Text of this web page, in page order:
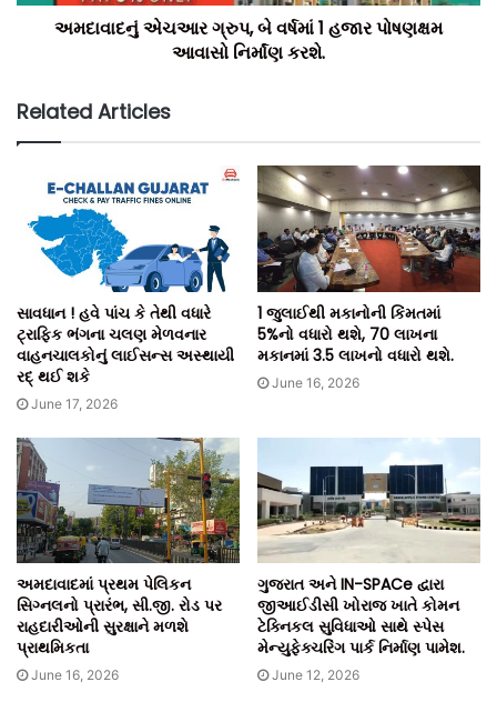
અમદાવાદનું એચઆર ગ્રુપ, બે વર્ષમાં 1 હજાર પોષણક્ષમ
આવાસો નિર્માંણ કરશે.
Related Articles
સાવધાન ! હવે પાંચ કે તેથી વધારે
ટ્રાફિક ભંગના ચલણ મેળવનાર
વાહનચાલકોનું લાઈસન્સ અસ્થાયી
રદ્ થઈ શકે
June 17, 2026
1 જુલાઈથી મકાનોની કિંમતમાં
5%નો વધારો થશે, 70 લાખના
મકાનમાં 3.5 લાખનો વધારો થશે.
June 16, 2026
અમદાવાદમાં પ્રથમ પેલિકન
સિગ્નલનો પ્રારંભ, સી.જી. રોડ પર
રાહદારીઓની સુરક્ષાને મળશે
પ્રાથમિકતા
June 16, 2026
ગુજરાત અને IN-SPACe દ્વારા
જીઆઈડીસી ખોરાજ ખાતે કોમન
ટેક્નિકલ સુવિધાઓ સાથે સ્પેસ
મેન્યુફેક્ચરિંગ પાર્ક નિર્માણ પામેશ.
June 12, 2026